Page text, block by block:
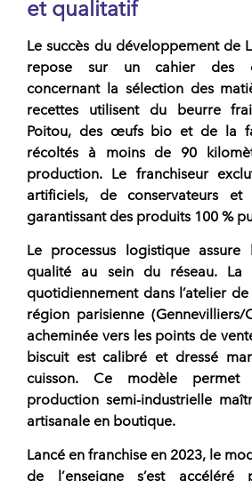
et qualitatif
Le succès du développementde
repose sur un cahier des
concernant la sélection des
recettes utilisent du beurre
Poitou, des œufs bio et de la
récoltés à moins de 90
production. Le franchiseur
artificiels, de conservateurs et
garantissant des produits 100 %
Le processus logistique
qualité au sein du réseau. La
quotidiennement dans l’atelier de
région parisienne (Gennevilliers/
acheminée vers les points de
biscuit est calibré et dressé
cuisson. Ce modèle
production semi-industrielle
artisanale en boutique.
Lancé en franchise en 2023, le
de l’enseignes’est accéléré